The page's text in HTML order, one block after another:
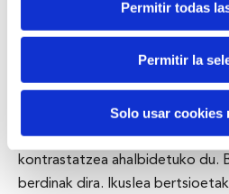
Permitir todas
Permitir la
Solo usar cookies
bertsio jasotzen baititu.
Tomas, hiriko alkate ezaguna,
bainuetxeko doktorea. Fitxak
generoen afinazio sinple bat.
berberen gorputzean, gatazka
kontrastatzea ahalbidetuko du.
berdinak dira. Ikuslea